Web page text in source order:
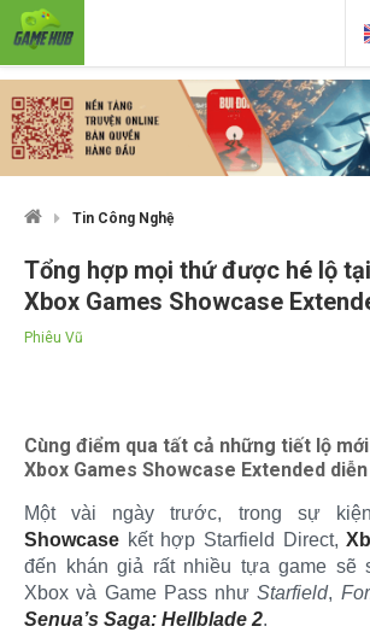
Tin Công Nghệ
Tổng hợp mọi thứ được hé lộ
Xbox Games Showcase
Phiêu Vũ
Cùng điểm qua tất cả những tiết lộ
Xbox Games Showcase Extended
Một vài ngày trước, trong sự
Showcase kết hợp Starfield Direct,
đến khán giả rất nhiều tựa game sẽ
Xbox và Game Pass nhưStarfield,
Senua’s Saga: Hellblade 2.